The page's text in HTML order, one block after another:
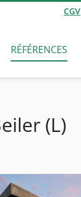
CGV
RÉFÉRENCES
(L)